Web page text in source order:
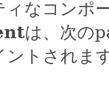
ィなコンポ
は、次の
ントされま